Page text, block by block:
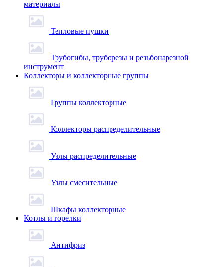
материалы
Тепловые пушки
Трубогибы, труборезы и резьбонарезной
инструмент
Коллекторы и коллекторные группы
Группы коллекторные
Коллекторы распределительные
Узлы распределительные
Узлы смесительные
Шкафы коллекторные
Котлы и горелки
Антифриз